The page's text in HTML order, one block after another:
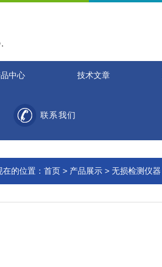
中心 技术文章
联系我们
在的位置： 首页 > 产品展示 > 无损检测仪器